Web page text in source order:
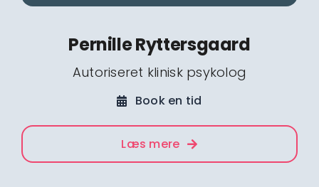
Pernille Ryttersgaard
Autoriseret klinisk psykolog
Book en tid
Læs mere